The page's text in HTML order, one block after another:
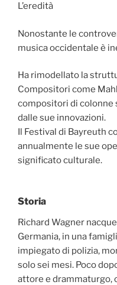
L’eredità
Nonostante le
musica occidentale è
Ha rimodellato la
Compositori come
compositori di colonne
dalle sue innovazioni.
Il Festival di Bayreuth
annualmente le sue
significato culturale.
Storia
Richard Wagner
Germania, in una
impiegato di polizia,
solo sei mesi. Poco
attore e drammaturgo,